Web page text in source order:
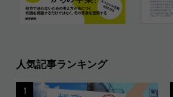
人気記事ランキング
1